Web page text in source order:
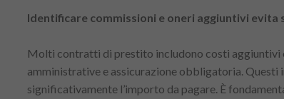
Identificare commissioni e oneri aggiuntivi evita
Molti contratti di prestito includono costi aggiuntivi
amministrative e assicurazione obbligatoria.
significativamente l’importo da pagare. È